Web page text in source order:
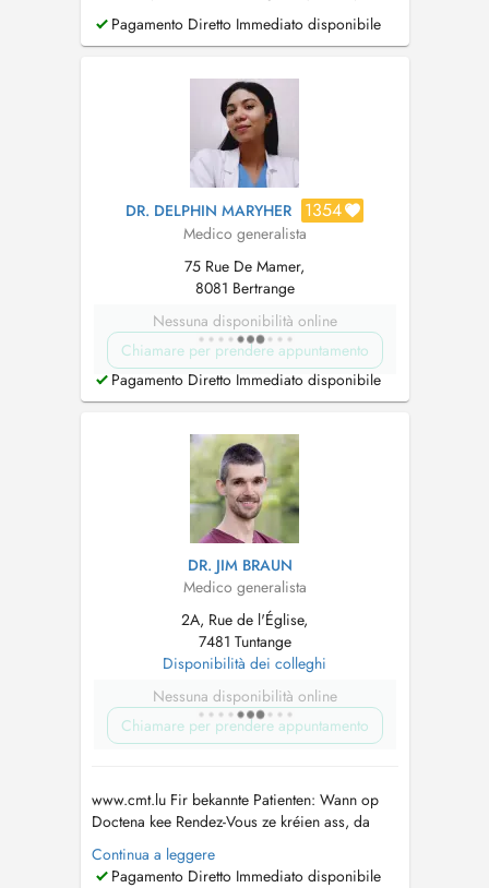
Permis de conduire Assurances ECG
Pagamento Diretto Immediato disponibile
DR. DELPHIN MARYHER 1354
Medico generalista
75 Rue De Mamer,
8081 Bertrange
Nessuna disponibilità online
Chiamare per prendere appuntamento
Pagamento Diretto Immediato disponibile
DR. JIM BRAUN
Medico generalista
2A, Rue de l'Église,
7481 Tuntange
Disponibilità dei colleghi
Nessuna disponibilità online
Chiamare per prendere appuntamento
www.cmt.lu Fir bekannte Patienten: Wann op
Doctena kee Rendez-Vous ze kréien ass, da
rufft eis gären un. Pour patients connus: Si
vous ne trouvez pas de rendez-vous sur
Continua a leggere
Pagamento Diretto Immediato disponibile